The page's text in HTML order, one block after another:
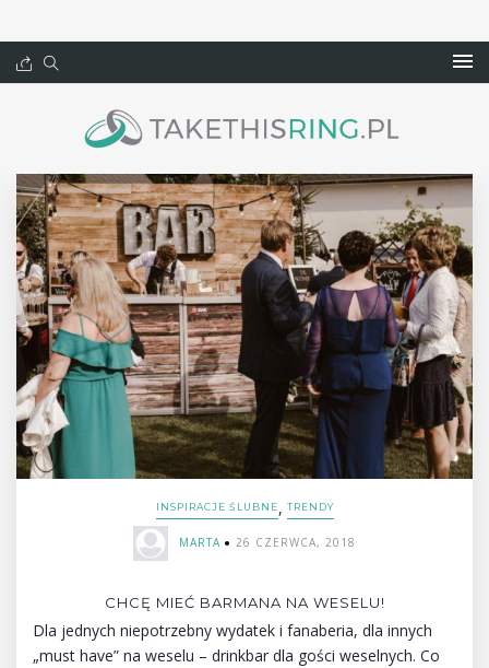
INSPIRACJE ŚLUBNE, TRENDY
MARTA 26 CZERWCA, 2018
CHCĘ MIEĆ BARMANA NA WESELU!
Dla jednych niepotrzebny wydatek i fanaberia, dla innych
„must have” na weselu – drinkbar dla gości weselnych. Co